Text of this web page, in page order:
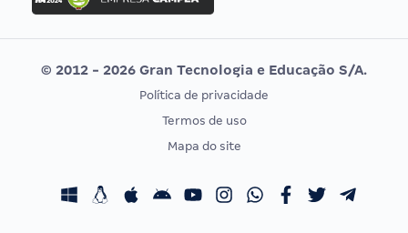
Concurso MPU
Editais publicados
Vunesp
CONCURSOS POR PROFISSÃO
Concursos Fiscais
EXAME DE ORDEM
Calendário OAB
© 2012 - 2026 Gran Tecnologia e Educação S/A.
Política de privacidade
Termos de uso
Mapa do site